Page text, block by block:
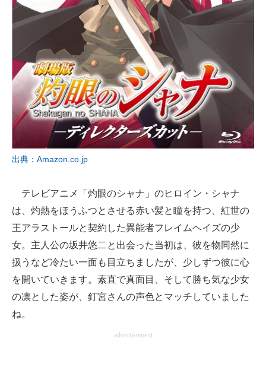
出典：Amazon.co.jp
テレビアニメ「灼眼のシャナ」のヒロイン・シャナ
は、灼熱をほうふつとさせる赤い髪と瞳を持つ、紅世の
王アラストールと契約した異能者フレイムヘイズの少
女。主人公の坂井悠二と出会った当初は、彼を物同然に
扱うなど冷たい一面も目立ちましたが、少しずつ彼に心
を開いていきます。素直で真面目、そして勝ち気な少女
の凛とした姿が、釘宮さんの声色とマッチしていました
ね。
advertisement